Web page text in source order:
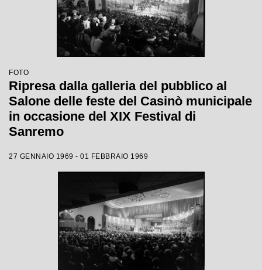
FOTO
Ripresa dalla galleria del pubblico al
Salone delle feste del Casinò municipale
in occasione del XIX Festival di
Sanremo
27 GENNAIO 1969 - 01 FEBBRAIO 1969